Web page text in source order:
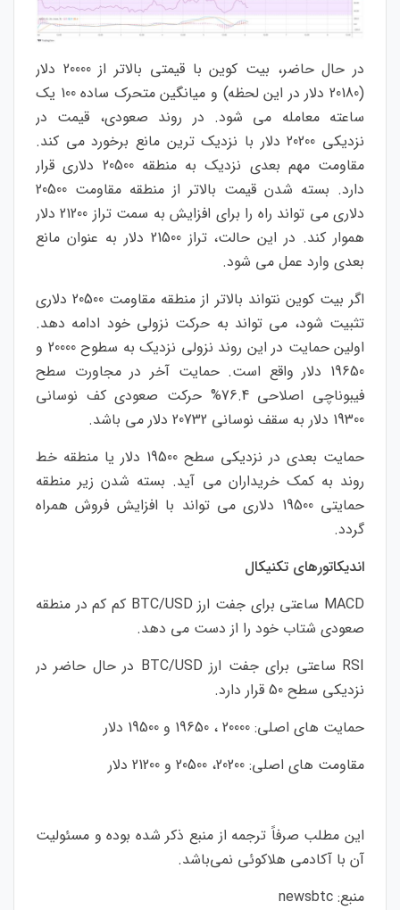
در حال حاضر، بیت کوین با قیمتی بالاتر از 20000 دلار
(20180 دلار در این لحظه) و میانگین متحرک ساده 100 یک
ساعته معامله می شود. در روند صعودی، قیمت در
نزدیکی 20200 دلار با نزدیک ترین مانع برخورد می کند.
مقاومت مهم بعدی نزدیک به منطقه 20500 دلاری قرار
دارد. بسته شدن قیمت بالاتر از منطقه مقاومت 20500
دلاری می تواند راه را برای افزایش به سمت تراز 21200 دلار
هموار کند. در این حالت، تراز 21500 دلار به عنوان مانع
بعدی وارد عمل می شود.
اگر بیت کوین نتواند بالاتر از منطقه مقاومت 20500 دلاری
تثبیت شود، می تواند به حرکت نزولی خود ادامه دهد.
اولین حمایت در این روند نزولی نزدیک به سطوح 20000 و
19650 دلار واقع است. حمایت آخر در مجاورت سطح
فیبوناچی اصلاحی 76.4% حرکت صعودی کف نوسانی
19300 دلار به سقف نوسانی 20732 دلار می باشد.
حمایت بعدی در نزدیکی سطح 19500 دلار یا منطقه خط
روند به کمک خریداران می آید. بسته شدن زیر منطقه
حمایتی 19500 دلاری می تواند با افزایش فروش همراه
گردد.
اندیکاتورهای تکنیکال
MACD ساعتی برای جفت ارز BTC/USD کم کم در منطقه
صعودی شتاب خود را از دست می دهد.
RSI ساعتی برای جفت ارز BTC/USD در حال حاضر در
نزدیکی سطح 50 قرار دارد.
حمایت های اصلی: 20000 ، 19650 و 19500 دلار
مقاومت های اصلی: 20200، 20500 و 21200 دلار
این مطلب صرفاً ترجمه از منبع ذکر شده بوده و مسئولیت
آن با آکادمی هلاکوئی نمی‌باشد.
منبع: newsbtc